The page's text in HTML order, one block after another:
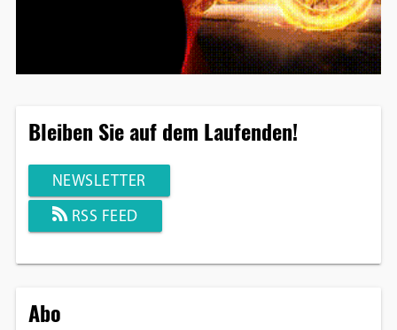
Bleiben Sie auf dem Laufenden!
NEWSLETTER
RSS FEED
Abo